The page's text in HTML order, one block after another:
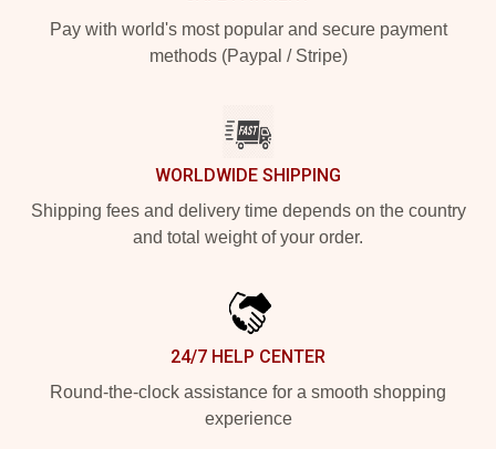
Pay with world's most popular and secure payment
methods (Paypal / Stripe)
WORLDWIDE SHIPPING
Shipping fees and delivery time depends on the country
and total weight of your order.
24/7 HELP CENTER
Round-the-clock assistance for a smooth shopping
experience